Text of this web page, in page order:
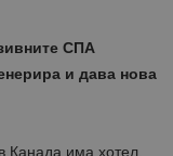
СПА
и дава нова
Канада има хотел,